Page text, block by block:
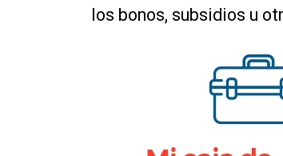
los bonos, subsidios u